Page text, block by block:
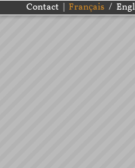
Contact | Français /